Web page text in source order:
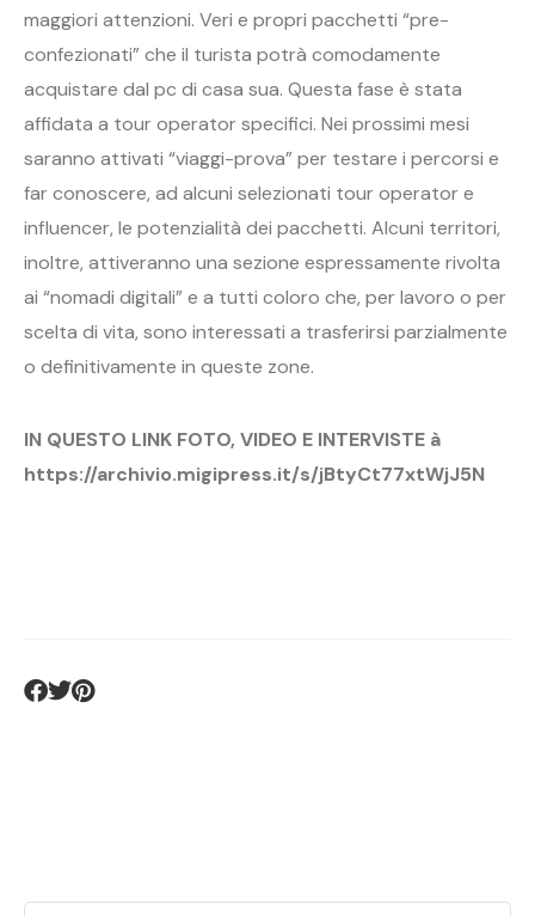
maggiori attenzioni. Veri e propri pacchetti “pre-
confezionati” che il turista potrà comodamente
acquistare dal pc di casa sua. Questa fase è stata
affidata a tour operator specifici. Nei prossimi mesi
saranno attivati “viaggi-prova” per testare i percorsi e
far conoscere, ad alcuni selezionati tour operator e
influencer, le potenzialità dei pacchetti. Alcuni territori,
inoltre, attiveranno una sezione espressamente rivolta
ai “nomadi digitali” e a tutti coloro che, per lavoro o per
scelta di vita, sono interessati a trasferirsi parzialmente
o definitivamente in queste zone.
IN QUESTO LINK FOTO, VIDEO E INTERVISTE à
https://archivio.migipress.it/s/jBtyCt77xtWjJ5N